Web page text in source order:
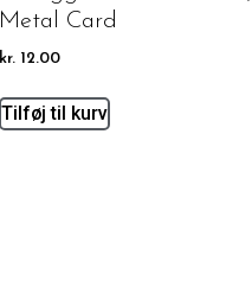
Metal Card
kr. 12.00
Tilføj til kurv